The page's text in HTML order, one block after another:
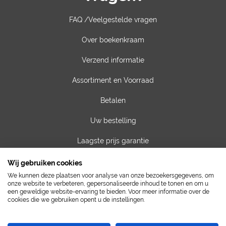
FAQ /Veelgestelde vragen
Over boekenkraam
Verzend informatie
Assortiment en Voorraad
Betalen
Uw bestelling
Laagste prijs garantie
Privacy van gegevens
Algemene voorwaarden
Contact
Vacatures
Wij gebruiken cookies
We kunnen deze plaatsen voor analyse van onze bezoekersgegevens, om
onze website te verbeteren, gepersonaliseerde inhoud te tonen en om u
een geweldige website-ervaring te bieden. Voor meer informatie over de
cookies die we gebruiken opent u de instellingen.